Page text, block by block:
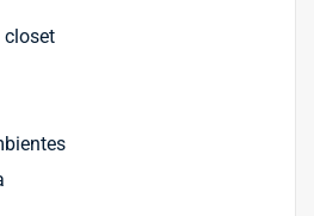
closet